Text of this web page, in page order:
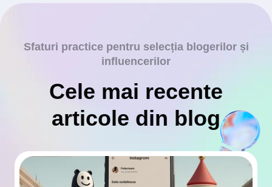
Sfaturi practice pentru selecția blogerilor și
influencerilor
Cele mai recente
articole din blog